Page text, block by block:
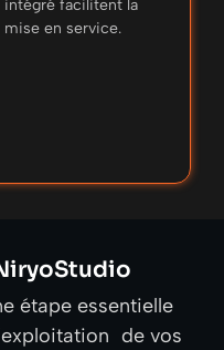
intégré facilitent la
mise en service.
étape essentielle
de vos